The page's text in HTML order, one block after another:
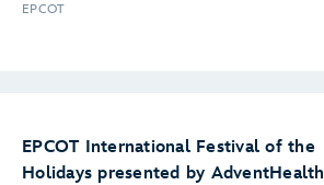
EPCOT
EPCOT International Festival of the
Holidays presented by AdventHealth